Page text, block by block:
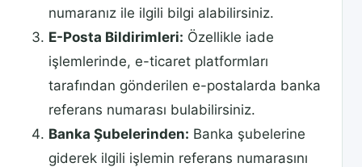
numaranız ile ilgili bilgi alabilirsiniz.
E-Posta Bildirimleri: Özellikle iade
işlemlerinde, e-ticaret platformları
tarafından gönderilen e-postalarda banka
referans numarası bulabilirsiniz.
Banka Şubelerinden: Banka şubelerine
giderek ilgili işlemin referans numarasını